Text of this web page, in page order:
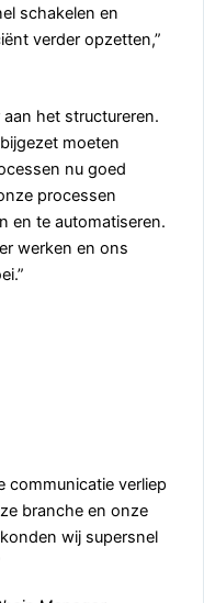
schakelen en
verder opzetten,”
het structureren.
moeten
nu goed
processen
en te automatiseren.
werken en ons
communicatie verliep
branche en onze
wij supersnel